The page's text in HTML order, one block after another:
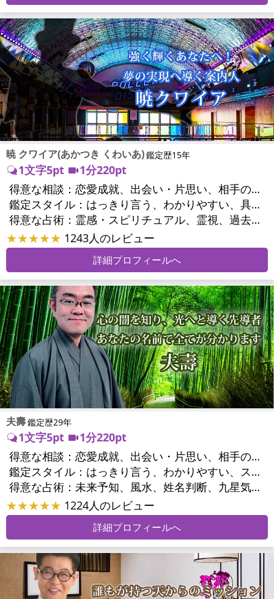
暁 クワイア(あかつき くわいあ)鑑定歴15年
1文字5pt
1分220pt
得意な相談：
恋愛成就、出会い・片思い、相手の気持ち、相性、結婚、男心・女心、二人の今後、複雑な恋愛、三角関係、略奪愛、浮気、不倫、離婚、人間関係、職場の人間関係、対人関係、仕事運、適職、天職、転職、進路、就職、人生全般、使命、人事、開業、廃業、夢、目標、ビジネスチャンス、ビジネスパートナー、家族関係、夫婦関係、家庭問題、夫婦問題、精神問題、ストレス、人生相談、ご先祖様、守護霊様、お墓参り、魂の本質、前世、来世、ペットの気持ち、引越し・転居、方位、健康運、金運
鑑定スタイル：
はっきり言う、わかりやすい、具体的、納得感、情報量が多い、友達のように相談できる、聞き上手、とても話しやすい、じっくり聞いてくれる、愛にあふれ温かい、勇気をくれる、前向き・元気になれる、実力派
得意な占術：
霊感・スピリチュアル、霊視、過去視、前世・来世、オーラ、ソウルメイト、ペットの気持ち、タロット、オラクルカード、姓名判断、四柱推命、占星術、数秘術、カラー診断、陰陽五行、人相(顔相)、カウンセリング、オリジナル占術
★★★★★ 1243人のレビュー
詳細プロフィールへ
夫壽鑑定歴29年
1文字5pt
1分220pt
得意な相談：
恋愛成就、出会い・片思い、相手の気持ち、相性、縁結び、結婚、男心・女心、二人の今後、複雑な恋愛、三角関係、略奪愛、浮気、不倫、復活愛、復縁、離婚、同性愛・LGBT、人間関係、職場の人間関係、対人関係、仕事運、適職、転職、進路、人生全般、人事、開業、廃業、目標、家族関係、夫婦関係、家庭問題、夫婦問題、親族問題、育児・子育て、シングルマザー、引越し・転居、方位、開運指導、健康運、金運
鑑定スタイル：
はっきり言う、わかりやすい、スピード鑑定、簡潔、具体的、的確、納得感、情報量が多い、友達のように相談できる、聞き上手、とても話しやすい、じっくり聞いてくれる、愛にあふれ温かい、深く濃厚、勇気をくれる、前向き・元気になれる、実力派
得意な占術：
未来予知、風水、姓名判断、九星気学、占星術、数秘術、陰陽五行、手相、カウンセリング、オリジナル占術
★★★★★ 1224人のレビュー
詳細プロフィールへ